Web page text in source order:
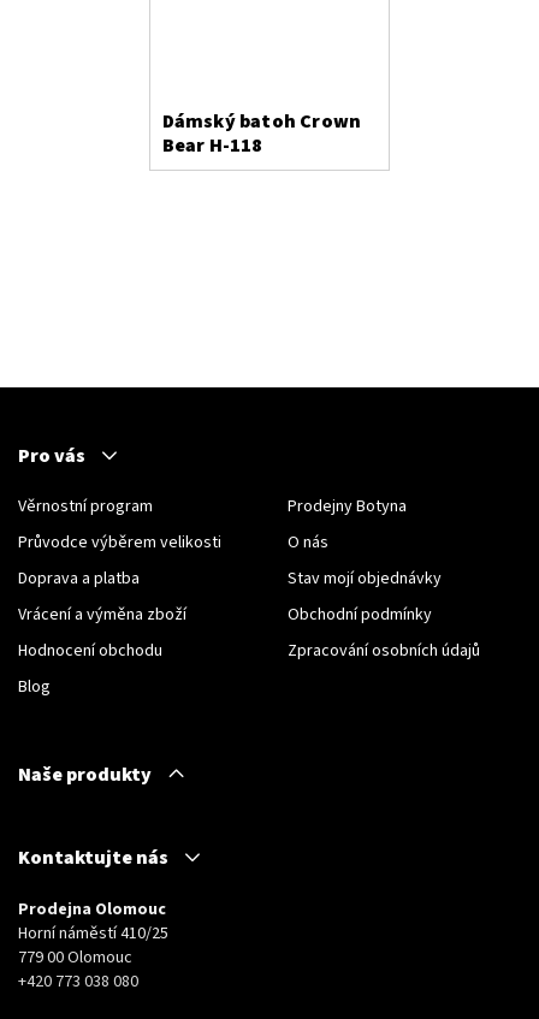
Dámský batoh Crown
Bear H-118
Pro vás
Věrnostní program
Průvodce výběrem velikosti
Doprava a platba
Vrácení a výměna zboží
Hodnocení obchodu
Blog
Prodejny Botyna
O nás
Stav mojí objednávky
Obchodní podmínky
Zpracování osobních údajů
Naše produkty
Kontaktujte nás
Prodejna Olomouc
Horní náměstí 410/25
779 00 Olomouc
+420 773 038 080